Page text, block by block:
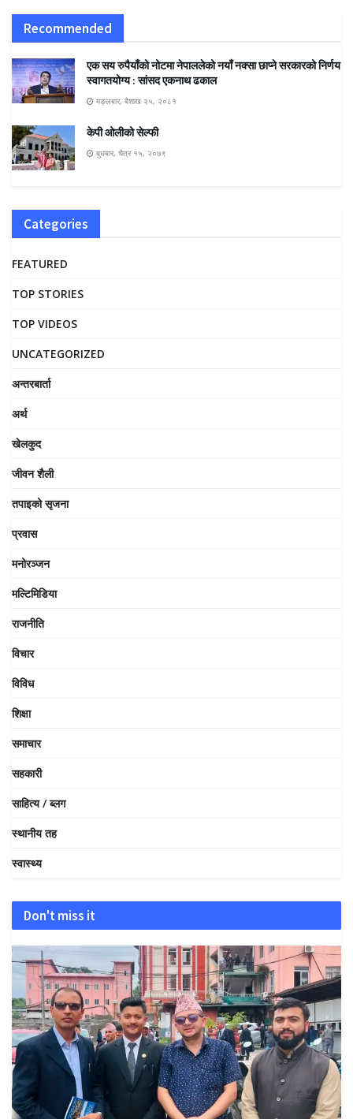
Recommended
एक सय रुपैयाँको नोटमा नेपाललेको नयाँ नक्सा छाप्ने सरकारको निर्णय
स्वागतयोग्य : सांसद एकनाथ ढकाल
मङ्लबार, बैशाख २५, २०८१
केपी ओलीको सेल्फी
बुधबार, चैत्र १५, २०७९
Categories
FEATURED
TOP STORIES
TOP VIDEOS
UNCATEGORIZED
अन्तरबार्ता
अर्थ
खेलकुद
जीवन शैली
तपाइको सृजना
प्रवास
मनोरञ्जन
मल्टिमिडिया
राजनीति
विचार
विविध
शिक्षा
समाचार
सहकारी
साहित्य / ब्लग
स्थानीय तह
स्वास्थ्य
Don't miss it